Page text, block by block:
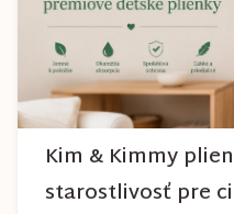
Kim & Kimmy
starostlivosť pre